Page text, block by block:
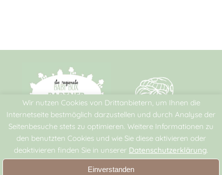
Wir nutzen Cookies von Drittanbietern, um Ihnen die
Internetseite bestmöglich darzustellen und durch Analyse der
Seitenbesuche stets zu optimieren. Weitere Informationen zu
den benutzten Cookies und wie Sie diese aktivieren oder
deaktivieren finden Sie in unserer Datenschutzerklärung.
Einverstanden
Rechtliches